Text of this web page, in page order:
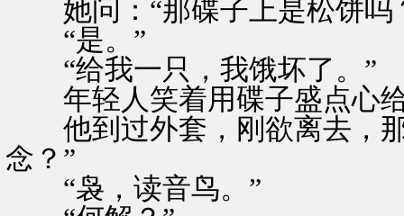
她问：“那碟子上是松饼吗
“是。”
“给我一只，我饿坏了。”
年轻人笑着用碟子盛点心
他到过外套，刚欲离去，那
念？”
“袅，读音鸟。”